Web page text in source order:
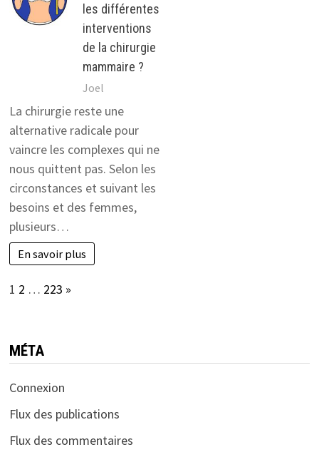
les différentes
interventions
de la chirurgie
mammaire ?
Joel
La chirurgie reste une
alternative radicale pour
vaincre les complexes qui ne
nous quittent pas. Selon les
circonstances et suivant les
besoins et des femmes,
plusieurs…
En savoir plus
Page:
1 2 … 223 Next
»
MÉTA
Connexion
Flux des publications
Flux des commentaires